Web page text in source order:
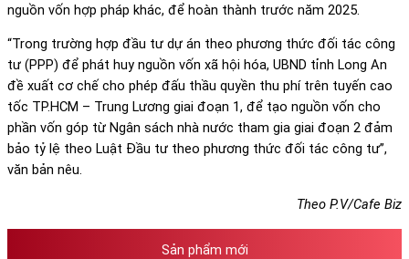
nguồn vốn hợp pháp khác, để hoàn thành trước năm 2025.
“Trong trường hợp đầu tư dự án theo phương thức đối tác công
tư (PPP) để phát huy nguồn vốn xã hội hóa, UBND tỉnh Long An
đề xuất cơ chế cho phép đấu thầu quyền thu phí trên tuyến cao
tốc TP.HCM – Trung Lương giai đoạn 1, để tạo nguồn vốn cho
phần vốn góp từ Ngân sách nhà nước tham gia giai đoạn 2 đảm
bảo tỷ lệ theo Luật Đầu tư theo phương thức đối tác công tư”,
văn bản nêu.
Theo P.V/Cafe Biz
Sản phẩm mới